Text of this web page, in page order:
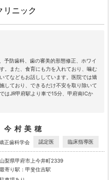
リニック
予防歯科、歯の審美的形態修正、ホワイ
。また、食育にも力を入れており、噛む
てなどもお話ししています。医院では矯
しており、できるだけ不安を取り除いて
はJR甲府駅より車で15分、甲府南ICか
今村美穂
正歯科学会 認定医 臨床指導医
山梨県甲府市上今井町2339
最寄り駅：甲斐住吉駅